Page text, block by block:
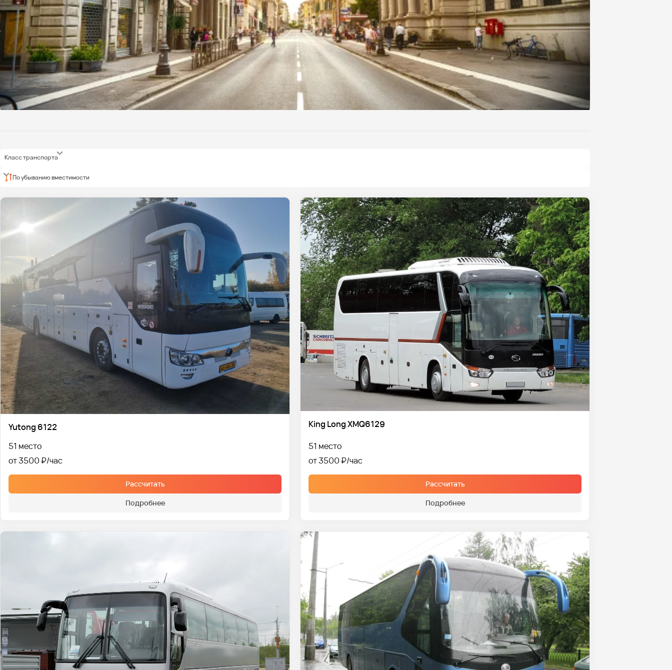
Класс транспорта
По убыванию вместимости
Yutong 6122
51 место
от 3500 ₽
Рассчитать
Подробнее
King Long XMQ6129
51 место
от 3500 ₽
Рассчитать
Подробнее